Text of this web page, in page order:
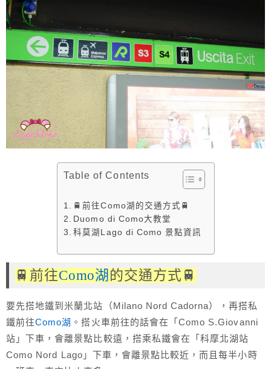
Table of Contents
🚆前往Como湖的交通方式🚆
Duomo di Como大教堂
科莫湖Lago di Como 景點資訊
🚆前往Como湖 的交通方式🚆
要先搭地鐵到米蘭北站（Milano Nord Cadorna），再搭私
鐵前往Como湖 。搭火車前往的話會在「 Como S.Giovanni
站 」下車，會離景點比較遠，搭乘私鐵會在「科摩北湖站
Como Nord Lago」下車，會離景點比較近，而且每半小時